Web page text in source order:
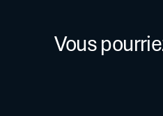
Vous